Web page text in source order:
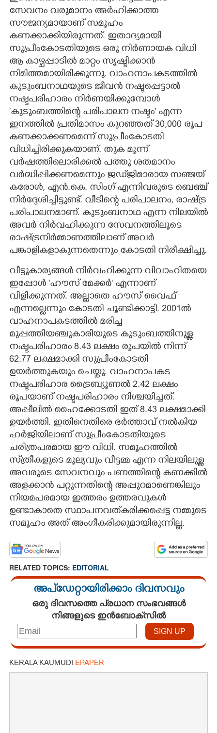
സേവനം വരുമാനം അർഹിക്കാത്ത
സൗജന്യമായാണ് സമൂഹം
കണക്കാക്കിയിരുന്നത്. ഇതാദ്യമായി
സുപ്രീംകോടതിയുടെ ഒരു നിർണായക വിധി
ആ കാഴ്ചപ്പാടിൽ മാറ്റം സൃഷ്ടിക്കാൻ
നിമിത്തമായിരിക്കുന്നു. വാഹനാപകടത്തിൽ
കുടുംബനാഥയുടെ ജീവൻ നഷ്ടപ്പെട്ടാൽ
നഷ്ടപരിഹാരം നിർണയിക്കുമ്പോൾ
'കുടുംബത്തിന്റെ പരിപാലന നഷ്ടം' എന്ന
ഇനത്തിൽ പ്രതിമാസം കുറഞ്ഞത് 30,000 രൂപ
കണക്കാക്കണമെന്ന് സുപ്രീംകോടതി
വിധിച്ചിരിക്കുകയാണ്. തുക മൂന്ന്
വർഷത്തിലൊരിക്കൽ പത്തു ശതമാനം
വർദ്ധിപ്പിക്കണമെന്നും ജഡ്‌ജിമാരായ സഞ്ജയ്
കരോൾ, എൻ.കെ. സിംഗ് എന്നിവരുടെ ബെഞ്ച്
നിർദ്ദേശിച്ചിട്ടുണ്ട്. വീടിന്റെ പരിപാലനം, രാഷ്ട്ര
പരിപാലനമാണ്. കുടുംബനാഥ എന്ന നിലയിൽ
അവർ നിർവഹിക്കുന്ന സേവനത്തിലൂടെ
രാഷ്ട്രനിർമ്മാണത്തിലാണ് അവർ
പങ്കാളികളാകുന്നതെന്നും കോടതി നിരീക്ഷിച്ചു.
വീട്ടുകാര്യങ്ങൾ നിർവഹിക്കുന്ന വിവാഹിതയെ
ഇപ്പോൾ 'ഹൗസ് മേക്കർ' എന്നാണ്
വിളിക്കുന്നത്. അല്ലാതെ ഹൗസ് വൈഫ്
എന്നല്ലെന്നും കോടതി ചൂണ്ടിക്കാട്ടി. 2001ൽ
വാഹനാപകടത്തിൽ മരിച്ച
മുപ്പത്തിയഞ്ചുകാരിയുടെ കുടുംബത്തിനുള്ള
നഷ്ടപരിഹാരം 8.43 ലക്ഷം രൂപയിൽ നിന്ന്
62.77 ലക്ഷമാക്കി സുപ്രീംകോടതി
ഉയർത്തുകയും ചെയ്തു. വാഹനാപകട
നഷ്ടപരിഹാര ട്രൈബ്യൂണൽ 2.42 ലക്ഷം
രൂപയാണ് നഷ്ടപരിഹാരം നിശ്ചയിച്ചത്.
അപ്പീലിൽ ഹൈക്കോടതി ഇത് 8.43 ലക്ഷമാക്കി
ഉയർത്തി. ഇതിനെതിരെ ഭർത്താവ് നൽകിയ
ഹർജിയിലാണ് സുപ്രീംകോടതിയുടെ
ചരിത്രപരമായ ഈ വിധി. സമൂഹത്തിൽ
സ്‌ത്രീകളുടെ മൂല്യവും വീട്ടമ്മ എന്ന നിലയിലുള്ള
അവരുടെ സേവനവും പണത്തിന്റെ കണക്കിൽ
അളക്കാൻ പറ്റുന്നതിന്റെ അപ്പുറമാണെങ്കിലും
നിയമപരമായ ഇത്തരം ഉത്തരവുകൾ
ഉണ്ടാകാതെ സ്ഥാപനവത്‌കരിക്കപ്പെട്ട നമ്മുടെ
സമൂഹം അത് അംഗീകരിക്കുമായിരുന്നില്ല.
RELATED TOPICS: EDITORIAL
അപ്ഡേറ്റായിരിക്കാം ദിവസവും
ഒരു ദിവസത്തെ പ്രധാന സംഭവങ്ങൾ
നിങ്ങളുടെ ഇൻബോക്സിൽ
KERALA KAUMUDI EPAPER